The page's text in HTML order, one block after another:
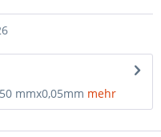
mmx0,05mm mehr